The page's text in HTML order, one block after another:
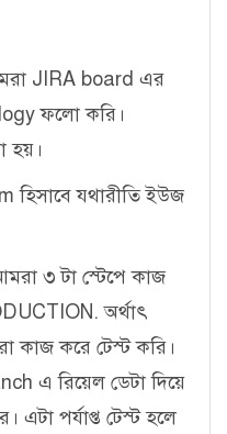
JIRA board এর
ফলো করি।
হয়।
যথারীতি ইউজ
৩ টা স্টেপে কাজ
অর্থাৎ
কাজ করে টেস্ট করি।
এ রিয়েল ডেটা দিয়ে
এটা পর্যাপ্ত টেস্ট হলে